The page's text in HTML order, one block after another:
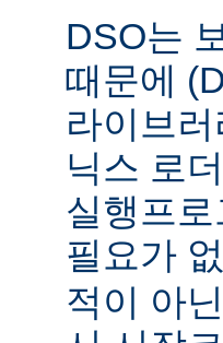
DSO는
때문에
라이브
닉스 로
실행프
필요가
적이 아